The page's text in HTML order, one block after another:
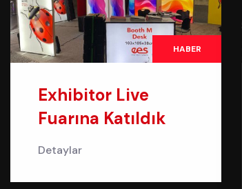
HABER
Exhibitor Live
Fuarına Katıldık
Detaylar